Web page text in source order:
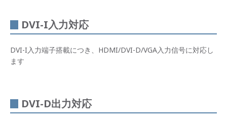
DVI-I入力対応
DVI-I入力端子搭載につき、HDMI/DVI-D/VGA入力信号に対応し
ます
DVI-D出力対応